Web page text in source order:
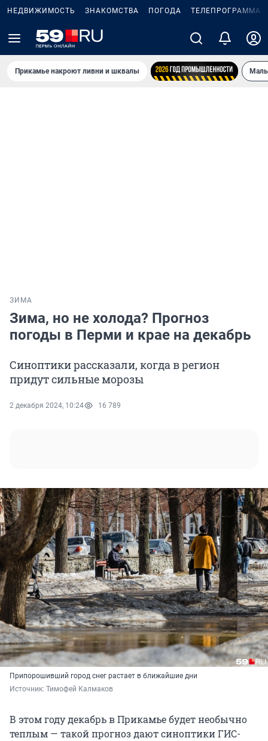
НЕДВИЖИМОСТЬ ЗНАКОМСТВА ПОГОДА ТЕЛЕПРОГРАММА
Прикамье накроют ливни и шквалы
ЗИМА
Зима, но не холода? Прогноз
погоды в Перми и крае на декабрь
Синоптики рассказали, когда в регион
придут сильные морозы
2 декабря 2024, 10:24 16 789
Припорошивший город снег растает в ближайшие дни
Источник: Тимофей Калмаков
В этом году декабрь в Прикамье будет необычно
теплым — такой прогноз дают синоптики ГИС-